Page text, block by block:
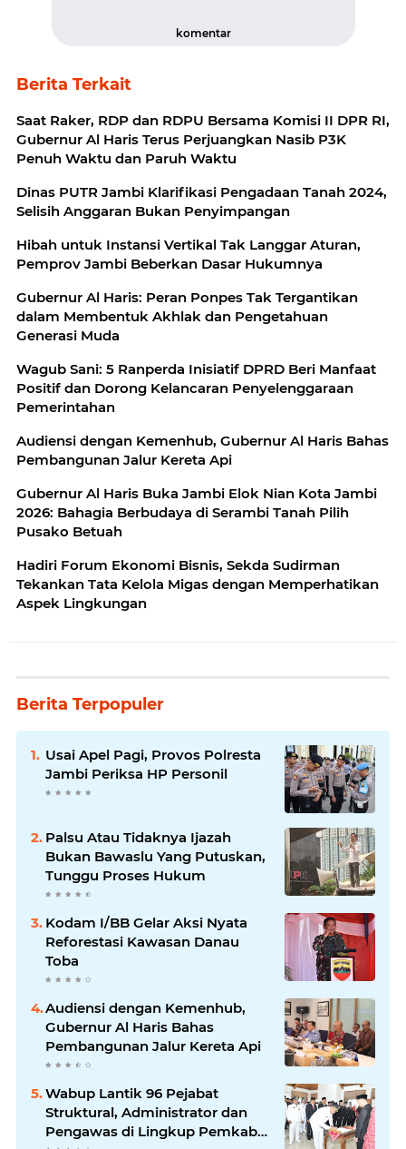
komentar
Berita Terkait
Saat Raker, RDP dan RDPU Bersama Komisi II DPR RI,
Gubernur Al Haris Terus Perjuangkan Nasib P3K
Penuh Waktu dan Paruh Waktu
Dinas PUTR Jambi Klarifikasi Pengadaan Tanah 2024,
Selisih Anggaran Bukan Penyimpangan
Hibah untuk Instansi Vertikal Tak Langgar Aturan,
Pemprov Jambi Beberkan Dasar Hukumnya
Gubernur Al Haris: Peran Ponpes Tak Tergantikan
dalam Membentuk Akhlak dan Pengetahuan
Generasi Muda
Wagub Sani: 5 Ranperda Inisiatif DPRD Beri Manfaat
Positif dan Dorong Kelancaran Penyelenggaraan
Pemerintahan
Audiensi dengan Kemenhub, Gubernur Al Haris Bahas
Pembangunan Jalur Kereta Api
Gubernur Al Haris Buka Jambi Elok Nian Kota Jambi
2026: Bahagia Berbudaya di Serambi Tanah Pilih
Pusako Betuah
Hadiri Forum Ekonomi Bisnis, Sekda Sudirman
Tekankan Tata Kelola Migas dengan Memperhatikan
Aspek Lingkungan
Berita Terpopuler
Usai Apel Pagi, Provos Polresta
Jambi Periksa HP Personil
Palsu Atau Tidaknya Ijazah
Bukan Bawaslu Yang Putuskan,
Tunggu Proses Hukum
Kodam I/BB Gelar Aksi Nyata
Reforestasi Kawasan Danau
Toba
Audiensi dengan Kemenhub,
Gubernur Al Haris Bahas
Pembangunan Jalur Kereta Api
Wabup Lantik 96 Pejabat
Struktural, Administrator dan
Pengawas di Lingkup Pemkab